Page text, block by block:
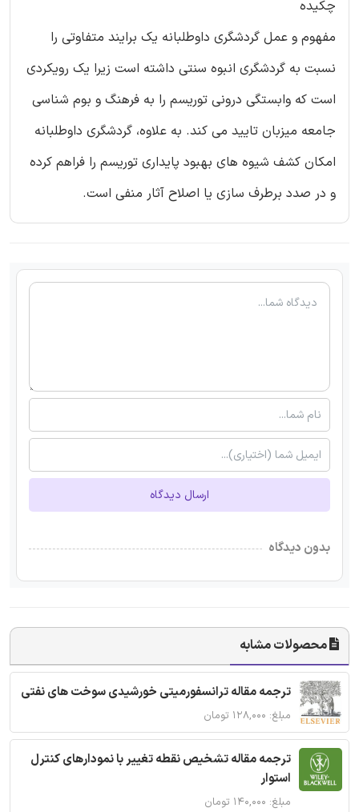
چکیده
مفهوم و عمل گردشگری داوطلبانه یک برایند متفاوتی را
نسبت به گردشگری انبوه سنتی داشته است زیرا یک رویکردی
است که وابستگی درونی توریسم را به فرهنگ و بوم شناسی
جامعه میزبان تایید می کند. به علاوه، گردشگری داوطلبانه
امکان کشف شیوه های بهبود پایداری توریسم را فراهم کرده
و در صدد برطرف سازی یا اصلاح آثار منفی است.
ارسال دیدگاه
بدون دیدگاه
محصولات مشابه
ترجمه مقاله ترانسفورمیتی خورشیدی سوخت های نفتی
مبلغ: ۱۲۸,۰۰۰ تومان
ترجمه مقاله تشخیص نقطه تغییر با نمودارهای کنترل
استوار
مبلغ: ۱۴۰,۰۰۰ تومان